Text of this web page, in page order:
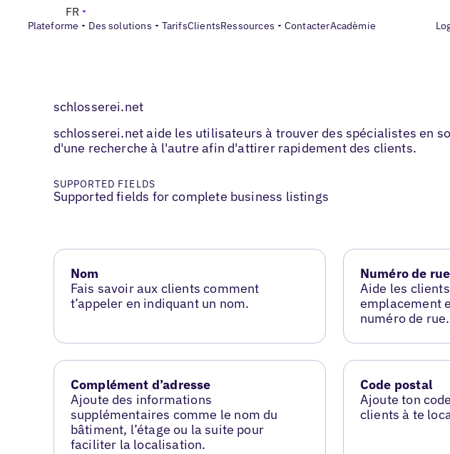
Plateforme Des solutions TarifsClientsRessources ContacterAcadèmie
FR
schlosserei.net
schlosserei.net aide les utilisateurs à trouver des spécialistes en
d'une recherche à l'autre afin d'attirer rapidement des clients.
SUPPORTED FIELDS
Supported fields for complete business listings
Nom
Fais savoir aux clients comment
t’appeler en indiquant un nom.
Numéro de rue
Aide les
emplacement
numéro de rue.
Complément d’adresse
Ajoute des informations
supplémentaires comme le nom du
bâtiment, l’étage ou la suite pour
faciliter la localisation.
Code postal
Ajoute ton
clients à te